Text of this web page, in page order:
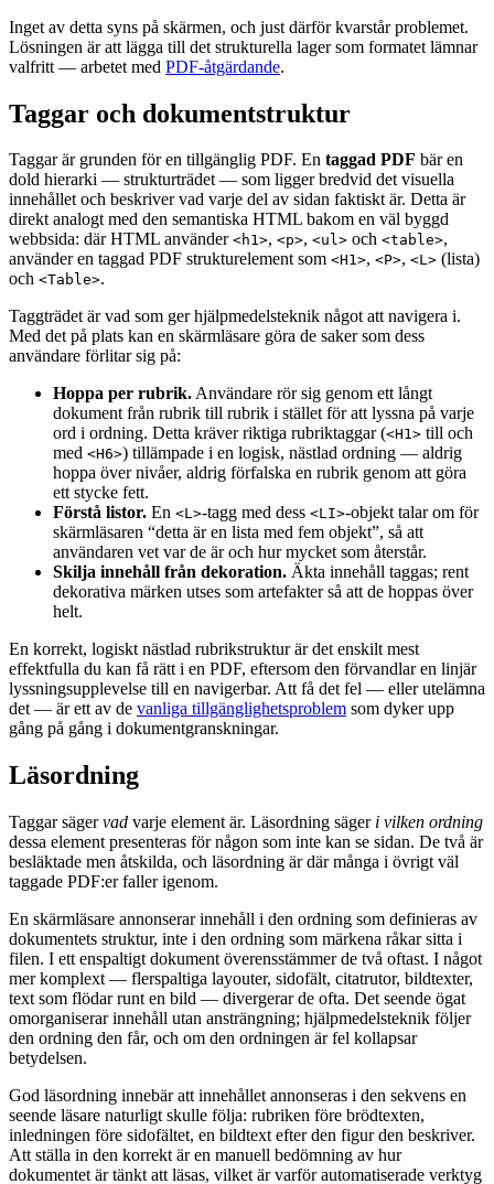
Inget av detta syns på skärmen, och just därför kvarstår problemet.
Lösningen är att lägga till det strukturella lager som formatet lämnar
valfritt — arbetet med PDF-åtgärdande.
Taggar och dokumentstruktur
Taggar är grunden för en tillgänglig PDF. En taggad PDF bär en
dold hierarki — strukturträdet — som ligger bredvid det visuella
innehållet och beskriver vad varje del av sidan faktiskt är. Detta är
direkt analogt med den semantiska HTML bakom en väl byggd
webbsida: där HTML använder <h1>, <p>, <ul> och <table>,
använder en taggad PDF strukturelement som <H1>, <P>, <L> (lista)
och <Table>.
Taggträdet är vad som ger hjälpmedelsteknik något att navigera i.
Med det på plats kan en skärmläsare göra de saker som dess
användare förlitar sig på:
Hoppa per rubrik.Användare rör sig genom ett långt
dokument från rubrik till rubrik i stället för att lyssna på varje
ord i ordning. Detta kräver riktiga rubriktaggar (<H1> till och
med <H6>) tillämpade i en logisk, nästlad ordning — aldrig
hoppa över nivåer, aldrig förfalska en rubrik genom att göra
ett stycke fett.
Förstå listor. En <L>-tagg med dess <LI>-objekt talar om för
skärmläsaren “detta är en lista med fem objekt”, så att
användaren vet var de är och hur mycket som återstår.
Skilja innehåll från dekoration. Äkta innehåll taggas; rent
dekorativa märken utses som artefakter så att de hoppas över
helt.
En korrekt, logiskt nästlad rubrikstruktur är det enskilt mest
effektfulla du kan få rätt i en PDF, eftersom den förvandlar en linjär
lyssningsupplevelse till en navigerbar. Att få det fel — eller utelämna
det — är ett av de vanliga tillgänglighetsproblem som dyker upp
gång på gång i dokumentgranskningar.
Läsordning
Taggar sägervad varje element är. Läsordning säger i vilken ordning
dessa element presenteras för någon som inte kan se sidan. De två är
besläktade men åtskilda, och läsordning är där många i övrigt väl
taggade PDF:er faller igenom.
En skärmläsare annonserar innehåll i den ordning som definieras av
dokumentets struktur, inte i den ordning som märkena råkar sitta i
filen. I ett enspaltigt dokument överensstämmer de två oftast. I något
mer komplext — flerspaltiga layouter, sidofält, citatrutor, bildtexter,
text som flödar runt en bild — divergerar de ofta. Det seende ögat
omorganiserar innehåll utan ansträngning; hjälpmedelsteknik följer
den ordning den får, och om den ordningen är fel kollapsar
betydelsen.
God läsordning innebär att innehållet annonseras i den sekvens en
seende läsare naturligt skulle följa: rubriken före brödtexten,
inledningen före sidofältet, en bildtext efter den figur den beskriver.
Att ställa in den korrekt är en manuell bedömning av hur
dokumentet är tänkt att läsas, vilket är varför automatiserade verktyg